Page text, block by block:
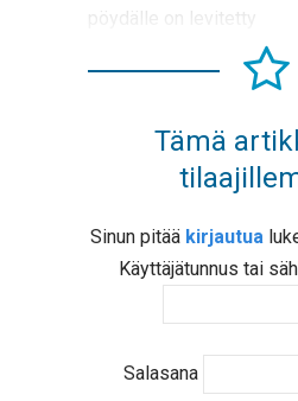
pöydälle on levitetty
Tämä
Sinun pitää kirjautua
Käyttäjätunnus tai
Salasana